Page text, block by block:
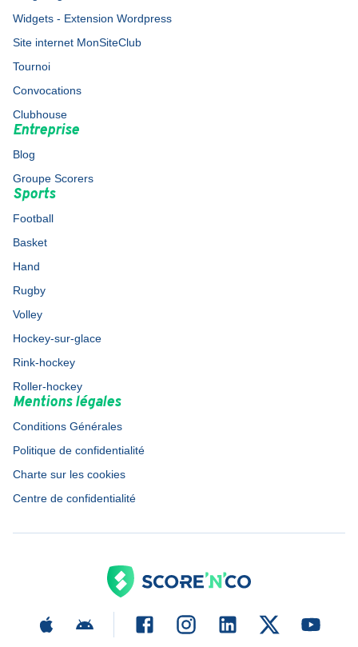
Widgets - Extension Wordpress
Site internet MonSiteClub
Tournoi
Convocations
Clubhouse
Entreprise
Blog
Groupe Scorers
Sports
Football
Basket
Hand
Rugby
Volley
Hockey-sur-glace
Rink-hockey
Roller-hockey
Mentions légales
Conditions Générales
Politique de confidentialité
Charte sur les cookies
Centre de confidentialité